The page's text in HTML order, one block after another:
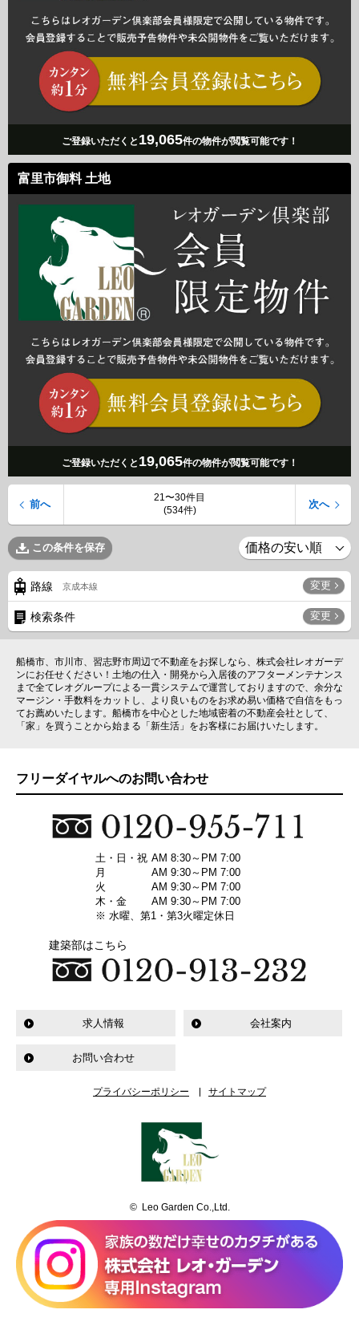
ご登録いただくと 19,065件の物件が閲覧可能です！
富里市御料 土地
ご登録いただくと 19,065件の物件が閲覧可能です！
21〜30件目
(534件)
前へ 次へ
この条件を保存
路線 京成本線 変更
検索条件 変更
船橋市、市川市、習志野市周辺で不動産をお探しなら、株式会社レオガーデ
ンにお任せください！土地の仕入・開発から入居後のアフターメンテナンス
まで全てレオグループによる一貫システムで運営しておりますので、余分な
マージン・手数料をカットし、より良いものをお求め易い価格で自信をもっ
てお薦めいたします。船橋市を中心とした地域密着の不動産会社として、
「家」を買うことから始まる「新生活」をお客様にお届けいたします。
フリーダイヤルへのお問い合わせ
土・日・祝 AM 8:30～PM 7:00
月
AM 9:30～PM 7:00
火
AM 9:30～PM 7:00
木・金
AM 9:30～PM 7:00
※ 水曜、第1・第3火曜定休日
建築部はこちら
求人情報 会社案内
お問い合わせ
プライバシーポリシー サイトマップ
© Leo Garden Co.,Ltd.